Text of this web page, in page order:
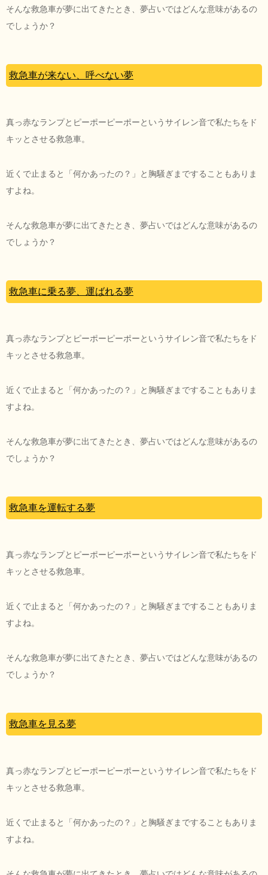
そんな救急車が夢に出てきたとき、夢占いではどんな意味があるの
でしょうか？
救急車が来ない、呼べない夢
真っ赤なランプとピーポーピーポーというサイレン音で私たちをド
キッとさせる救急車。
近くで止まると「何かあったの？」と胸騒ぎまですることもありま
すよね。
そんな救急車が夢に出てきたとき、夢占いではどんな意味があるの
でしょうか？
救急車に乗る夢、運ばれる夢
真っ赤なランプとピーポーピーポーというサイレン音で私たちをド
キッとさせる救急車。
近くで止まると「何かあったの？」と胸騒ぎまですることもありま
すよね。
そんな救急車が夢に出てきたとき、夢占いではどんな意味があるの
でしょうか？
救急車を運転する夢
真っ赤なランプとピーポーピーポーというサイレン音で私たちをド
キッとさせる救急車。
近くで止まると「何かあったの？」と胸騒ぎまですることもありま
すよね。
そんな救急車が夢に出てきたとき、夢占いではどんな意味があるの
でしょうか？
救急車を見る夢
真っ赤なランプとピーポーピーポーというサイレン音で私たちをド
キッとさせる救急車。
近くで止まると「何かあったの？」と胸騒ぎまですることもありま
すよね。